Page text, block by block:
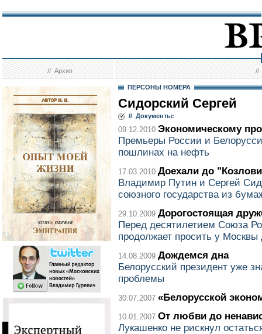
//Архив //
ПЕРСОНЫ НОМЕРА
Сидорский Сергей
// Документы:
09.12.2010 Экономическому
Премьеры России и
пошлинах на нефть
17.03.2010 Доехали до
Владимир Путин и Сергей
союзного государства из
29.10.2009 Дорогостоящая
Перед десятилетием Союза
продолжает просить у Москвы
14.08.2009 Дождемся дна
Белорусский президент уже
проблемы
30.07.2007 «Белорусской
10.01.2007 От любви до
Лукашенко не рискнул